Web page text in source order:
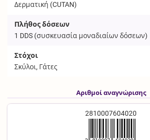
Δερματική (CUTAN)
Πλήθος δόσεων
1 DDS (συσκευασία μοναδιαίων δόσεων)
Στόχοι
Σκύλοι, Γάτες
Αριθμοί αναγνώρισης
2810007604020